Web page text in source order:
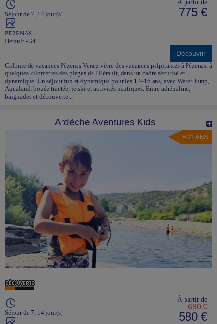
Séjour de 7, 14 jour(s)
PEZENAS
Herault - 34
À partir de
775 €
Découvrir
Colonie de vacances Pézenas Venez vivre des vacances palpitantes à Pézenas, à
quelques kilomètres des plages de l'Hérault, dans un cadre sécurisé et
dynamique. Un séjour fun et dynamique pour les 12–16 ans, avec Water Jump,
Aqualand, bouée tractée, jetski et activités nautiques. Entre adrénaline,
baignades et découverte...
Ardèche Aventures Kids
8-11 ANS
Séjour de 7, 14 jour(s)
À partir de
680 €
580 €